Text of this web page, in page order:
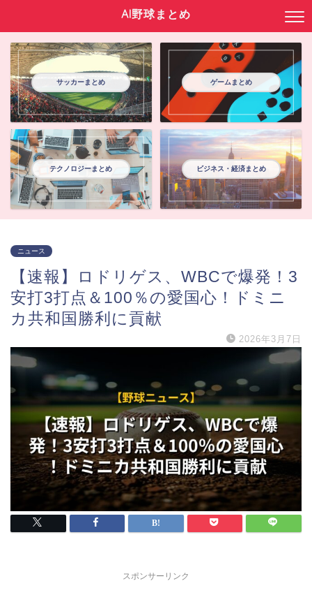
AI野球まとめ
サッカーまとめ ゲームまとめ
テクノロジーまとめ ビジネス・経済まとめ
ニュース
【速報】ロドリゲス、WBCで爆発！3
安打3打点＆100％の愛国心！ドミニ
カ共和国勝利に貢献
2026年3月7日
スポンサーリンク